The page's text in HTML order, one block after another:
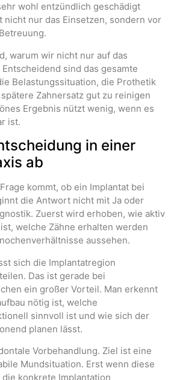
wohl entzündlich geschädigt
nicht nur das Einsetzen, sondern vor
warum wir nicht nur auf das
sind das gesamte
Belastungssituation, die Prothetik
Zahnersatz gut zu reinigen
Ergebnis nützt wenig, wenn es
ist.
in einer
ab
kommt, ob ein Implantat bei
die Antwort nicht mit Ja oder
Zuerst wird erhoben, wie aktiv
welche Zähne erhalten werden
aussehen.
sich die Implantatregion
Das ist gerade bei
ein großer Vorteil. Man erkennt
nötig ist, welche
sinnvoll ist und wie sich der
planen lässt.
Vorbehandlung. Ziel ist eine
Mundsituation. Erst wenn diese
konkrete Implantation